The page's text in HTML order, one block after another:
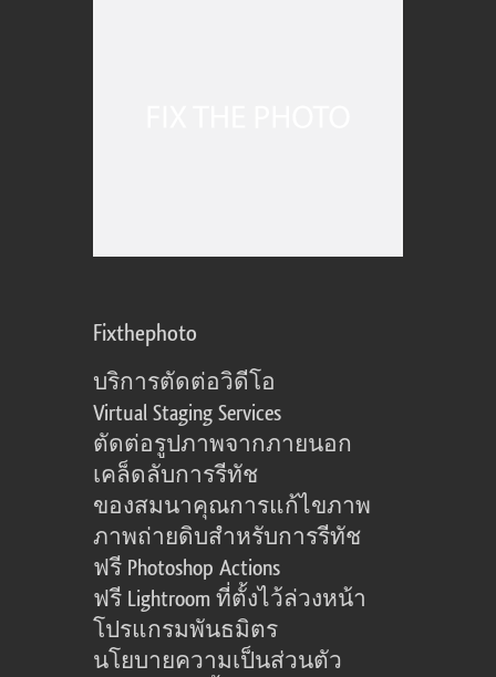
Fixthephoto
บริการตัดต่อวิดีโอ
Virtual Staging Services
ตัดต่อรูปภาพจากภายนอก
เคล็ดลับการรีทัช
ของสมนาคุณการแก้ไขภาพ
ภาพถ่ายดิบสำหรับการรีทัช
ฟรี Photoshop Actions
ฟรี Lightroom ที่ตั้งไว้ล่วงหน้า
โปรแกรมพันธมิตร
นโยบายความเป็นส่วนตัว